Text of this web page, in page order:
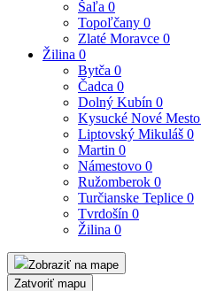
Šaľa 0
Topoľčany 0
Zlaté Moravce 0
Žilina 0
Bytča 0
Čadca 0
Dolný Kubín 0
Kysucké Nové Mesto
Liptovský Mikuláš 0
Martin 0
Námestovo 0
Ružomberok 0
Turčianske Teplice 0
Tvrdošín 0
Žilina 0
Zobraziť na mape
Zatvoriť mapu